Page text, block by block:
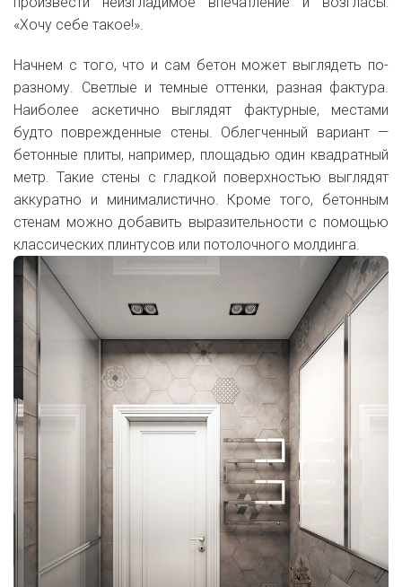
«Хочу себе такое!».
Начнем с того, что и сам бетон может выглядеть по-
разному. Светлые и темные оттенки, разная фактура.
Наиболее аскетично выглядят фактурные, местами
будто поврежденные стены. Облегченный вариант —
бетонные плиты, например, площадью один квадратный
метр. Такие стены с гладкой поверхностью выглядят
аккуратно и минималистично. Кроме того, бетонным
стенам можно добавить выразительности с помощью
классических плинтусов или потолочного молдинга.